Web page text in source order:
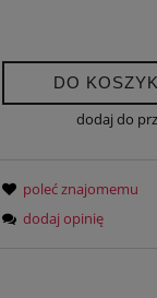
DO
dodaj do
poleć znajomemu
dodaj opinię